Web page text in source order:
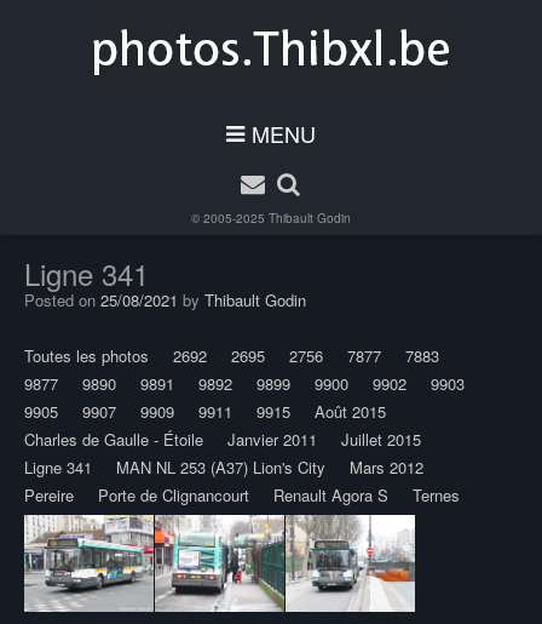
MENU
© 2005-2025 Thibault Godin
Ligne 341
Posted on 25/08/2021 by Thibault Godin
Toutes les photos 2692 2695 2756 7877
7883
9877
9890 9891 9892 9899 9900 9902
9903
9905
9907 9909 9911 9915
Août 2015
Charles de Gaulle - Étoile
Janvier 2011
Juillet 2015
Ligne 341
MAN NL 253 (A37) Lion's City
Mars 2012
Pereire
Porte de Clignancourt Renault Agora S Ternes